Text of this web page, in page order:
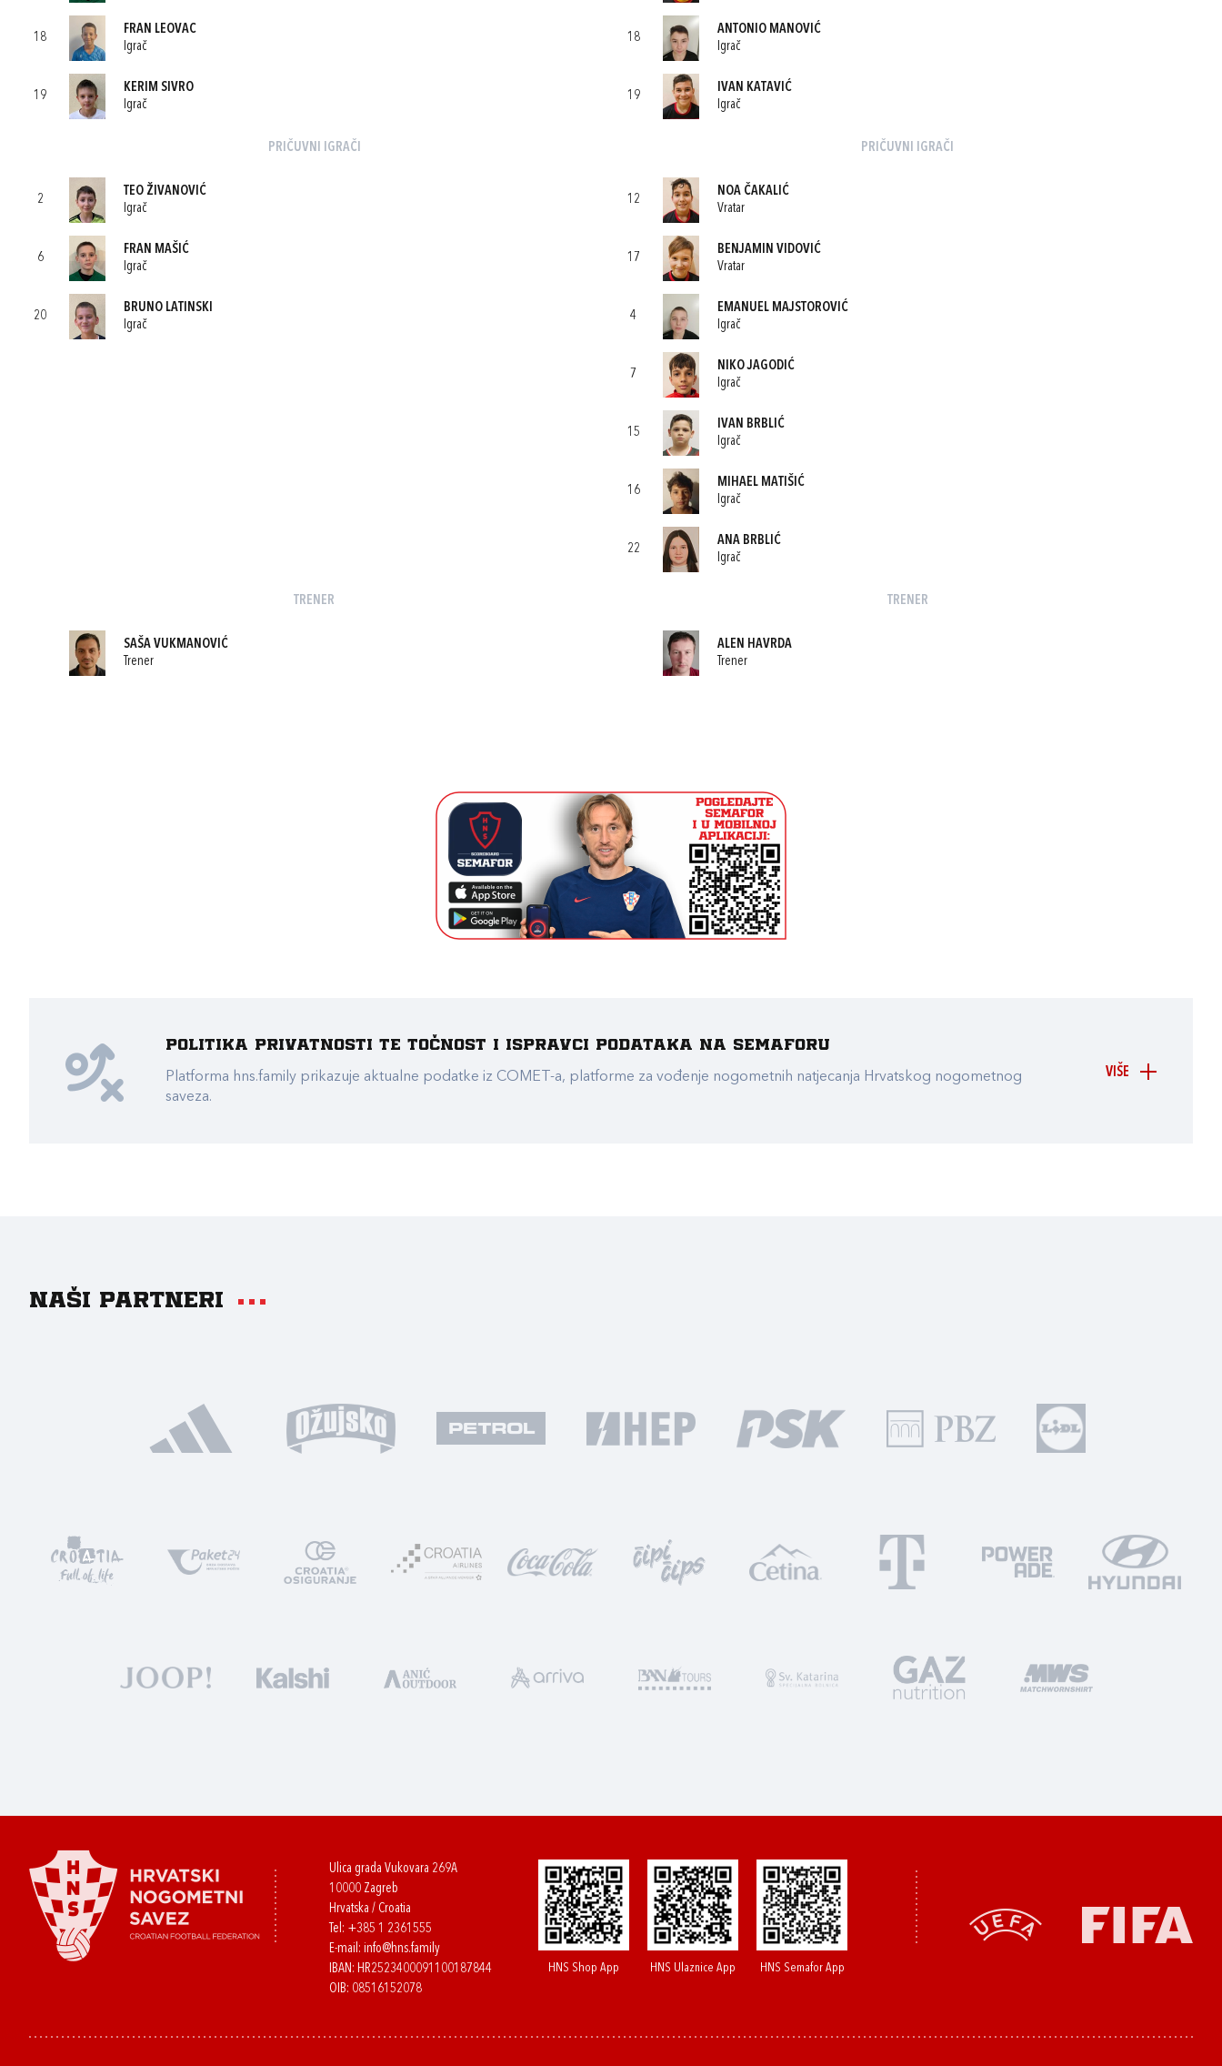
18
FRAN LEOVAC
Igrač
19
KERIM SIVRO
Igrač
PRIČUVNI IGRAČI
2
TEO ŽIVANOVIĆ
Igrač
6
FRAN MAŠIĆ
Igrač
20
BRUNO LATINSKI
Igrač
TRENER
SAŠA VUKMANOVIĆ
Trener
18
ANTONIO MANOVIĆ
Igrač
19
IVAN KATAVIĆ
Igrač
PRIČUVNI IGRAČI
12
NOA ČAKALIĆ
Vratar
17
BENJAMIN VIDOVIĆ
Vratar
4
EMANUEL MAJSTOROVIĆ
Igrač
7
NIKO JAGODIĆ
Igrač
15
IVAN BRBLIĆ
Igrač
16
MIHAEL MATIŠIĆ
Igrač
22
ANA BRBLIĆ
Igrač
TRENER
ALEN HAVRDA
Trener
VIŠE
Politika privatnosti te točnost i ispravci podataka na Semaforu
Platforma hns.family prikazuje aktualne podatke iz COMET-a, platforme za vođenje nogometnih natjecanja Hrvatskog nogometnog
saveza.
Naši partneri
Ulica grada Vukovara 269A
10000 Zagreb
Hrvatska / Croatia
Tel: +385 1 2361555
E-mail: info@hns.family
IBAN: HR2523400091100187844
OIB: 08516152078
HNS Shop App HNS Ulaznice App HNS Semafor App